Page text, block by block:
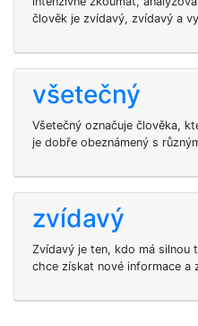
člověk je zvídavý, zvídavý a
všetečný
Všetečný označuje člověka,
je dobře obeznámený s
zvídavý
Zvídavý je ten, kdo má silnou
chce získat nové informace a